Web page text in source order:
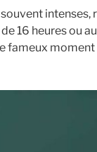
16 heures ou
fameux